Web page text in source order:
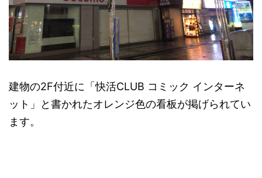
建物の2F付近に「快活CLUB コミック インターネ
ット」と書かれたオレンジ色の看板が掲げられてい
ます。